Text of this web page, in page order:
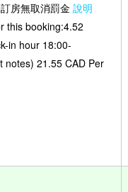
房無取消罰金 說明
this booking:4.52
in hour 18:00-
notes) 21.55 CAD Per